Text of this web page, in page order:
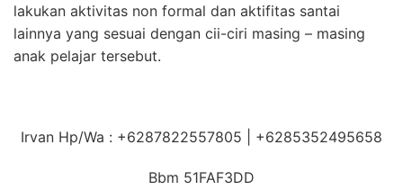
lakukan aktivitas non formal dan aktifitas santai
lainnya yang sesuai dengan cii-ciri masing – masing
anak pelajar tersebut.
Irvan Hp/Wa : +6287822557805 | +6285352495658
Bbm 51FAF3DD